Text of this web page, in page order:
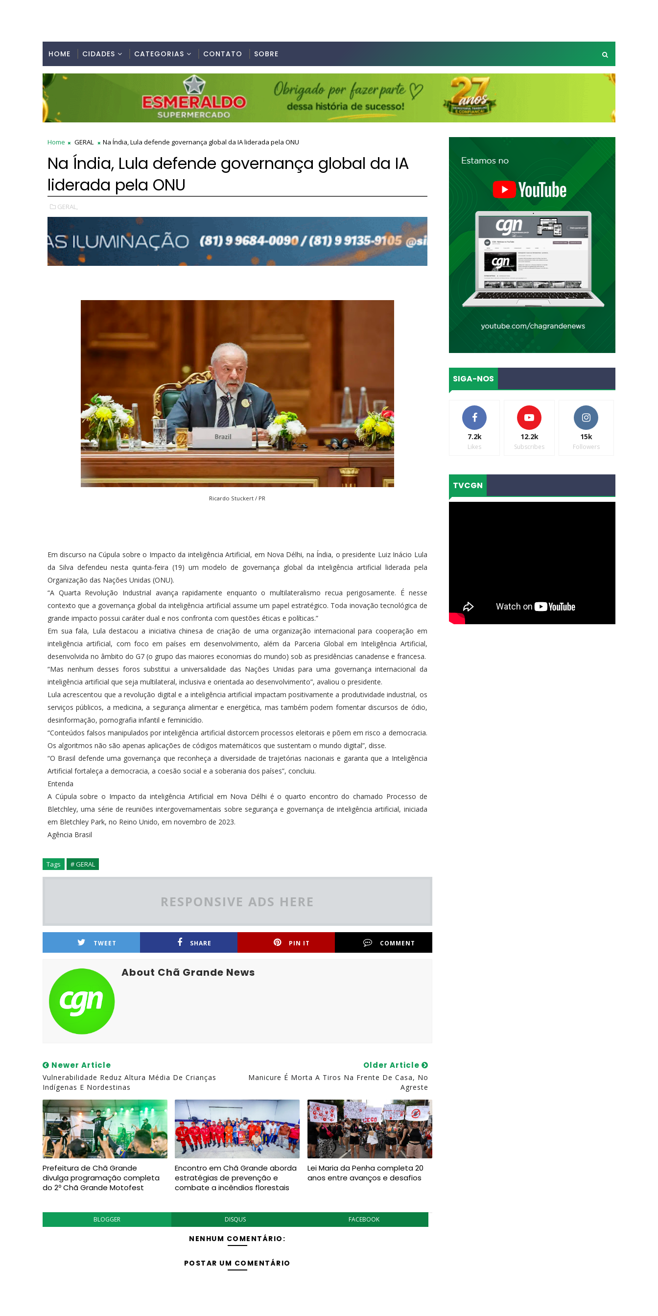
HOME CIDADES CATEGORIAS CONTATO SOBRE
Home GERAL Na Índia, Lula defende governança global da IA liderada pela ONU
Na Índia, Lula defende governança global da IA
liderada pela ONU
GERAL,
Ricardo Stuckert / PR
Em discurso na Cúpula sobre o Impacto da inteligência Artificial, em Nova Délhi, na Índia, o presidente Luiz Inácio Lula
da Silva defendeu nesta quinta-feira (19) um modelo de governança global da inteligência artificial liderada pela
Organização das Nações Unidas (ONU).
“A Quarta Revolução Industrial avança rapidamente enquanto o multilateralismo recua perigosamente. É nesse
contexto que a governança global da inteligência artificial assume um papel estratégico. Toda inovação tecnológica de
grande impacto possui caráter dual e nos confronta com questões éticas e políticas.”
Em sua fala, Lula destacou a iniciativa chinesa de criação de uma organização internacional para cooperação em
inteligência artificial, com foco em países em desenvolvimento, além da Parceria Global em Inteligência Artificial,
desenvolvida no âmbito do G7 (o grupo das maiores economias do mundo) sob as presidências canadense e francesa.
“Mas nenhum desses foros substitui a universalidade das Nações Unidas para uma governança internacional da
inteligência artificial que seja multilateral, inclusiva e orientada ao desenvolvimento”, avaliou o presidente.
Lula acrescentou que a revolução digital e a inteligência artificial impactam positivamente a produtividade industrial, os
serviços públicos, a medicina, a segurança alimentar e energética, mas também podem fomentar discursos de ódio,
desinformação, pornografia infantil e feminicídio.
“Conteúdos falsos manipulados por inteligência artificial distorcem processos eleitorais e põem em risco a democracia.
Os algoritmos não são apenas aplicações de códigos matemáticos que sustentam o mundo digital”, disse.
“O Brasil defende uma governança que reconheça a diversidade de trajetórias nacionais e garanta que a Inteligência
Artificial fortaleça a democracia, a coesão social e a soberania dos países”, concluiu.
Entenda
A Cúpula sobre o Impacto da inteligência Artificial em Nova Délhi é o quarto encontro do chamado Processo de
Bletchley, uma série de reuniões intergovernamentais sobre segurança e governança de inteligência artificial, iniciada
em Bletchley Park, no Reino Unido, em novembro de 2023.
Agência Brasil
Tags # GERAL
RESPONSIVE ADS HERE
TWEET SHARE PIN IT COMMENT
About Chã Grande News
Newer Article
Vulnerabilidade Reduz Altura Média De Crianças
Indígenas E Nordestinas
Older Article
Manicure É Morta A Tiros Na Frente De Casa, No
Agreste
Prefeitura de Chã Grande
divulga programação completa
do 2º Chã Grande Motofest
Encontro em Chã Grande aborda
estratégias de prevenção e
combate a incêndios florestais
Lei Maria da Penha completa 20
anos entre avanços e desafios
BLOGGER DISQUS FACEBOOK
NENHUM COMENTÁRIO:
POSTAR UM COMENTÁRIO
SIGA-NOS
7.2k
Likes
12.2k
Subscribes
15k
Followers
TVCGN